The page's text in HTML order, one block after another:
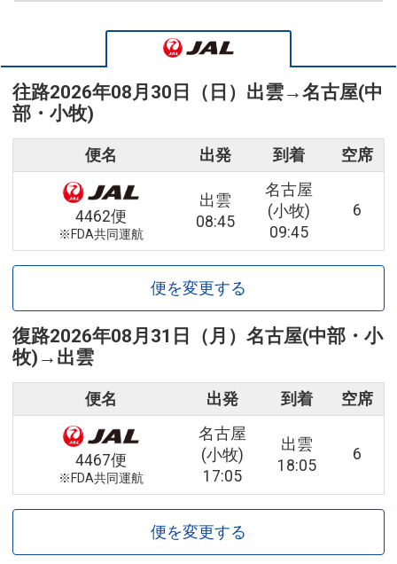
往路2026年08月30日（日） 出雲→名古屋(中
部・小牧)
便名 出発 到着 空席
4462便
※FDA共同運航
出雲
08:45
名古屋
(小牧)
09:45
6
便を変更する
復路2026年08月31日（月） 名古屋(中部・小
牧) → 出雲
便名 出発 到着 空席
4467便
※FDA共同運航
名古屋
(小牧)
17:05
出雲
18:05
6
便を変更する